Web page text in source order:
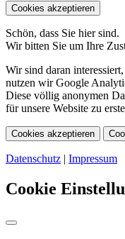
Cookies akzeptieren
Schön, dass Sie hier sind.
Wir bitten Sie um Ihre
Wir sind daran
nutzen wir Google
Diese völlig anonymen
für unsere Website zu
Cookies akzeptieren
Datenschutz | Impressum
Cookie